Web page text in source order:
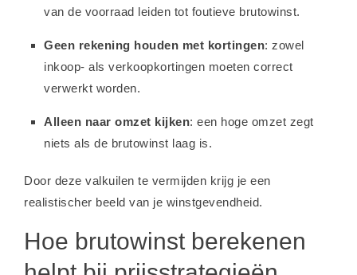
van de voorraad leiden tot foutieve brutowinst.
Geen rekening houden met kortingen: zowel
inkoop- als verkoopkortingen moeten correct
verwerkt worden.
Alleen naar omzet kijken: een hoge omzet zegt
niets als de brutowinst laag is.
Door deze valkuilen te vermijden krijg je een
realistischer beeld van je winstgevendheid.
Hoe brutowinst berekenen